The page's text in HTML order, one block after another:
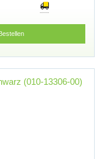
(010-13306-00)